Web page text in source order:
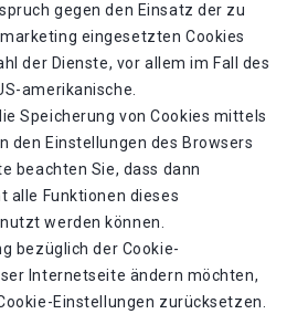
gegen den Einsatz der zu
eingesetzten Cookies
der Dienste, vor allem im Fall des
amerikanische.
Speicherung von Cookies mittels
den Einstellungen des Browsers
beachten Sie, dass dann
alle Funktionen dieses
werden können.
bezüglich der Cookie-
Internetseite ändern möchten,
Einstellungen zurücksetzen.